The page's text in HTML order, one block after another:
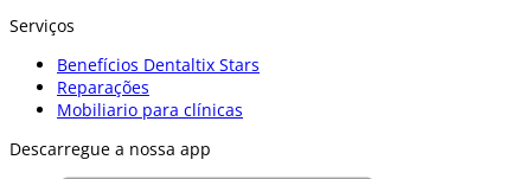
Serviços
Benefícios Dentaltix Stars
Reparações
Mobiliario para clínicas
Descarregue a nossa app